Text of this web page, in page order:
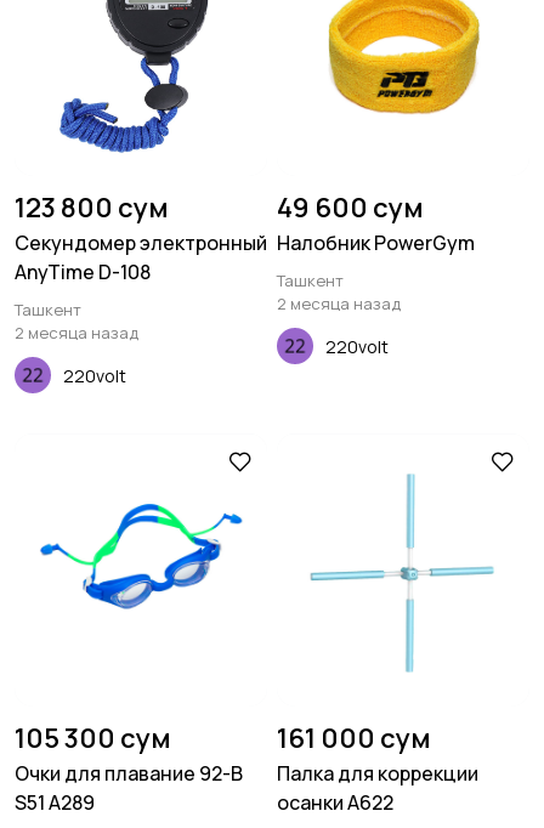
123 800 сум
Секундомер электронный
AnyTime D-108
Ташкент
2 месяца назад
220volt
49 600 сум
Налобник PowerGym
Ташкент
2 месяца назад
220volt
105 300 сум
Очки для плавание 92-B
S51 A289
161 000 сум
Палка для коррекции
осанки A622